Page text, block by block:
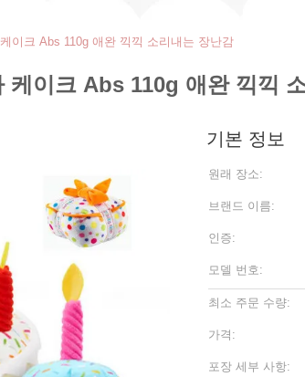
이크 Abs 110g 애완 끽끽 소리내는 장난감
이크 Abs 110g 애완 끽끽
기본 정보
원래 장소:
브랜드 이름:
인증:
모델 번호:
최소 주문 수량:
가격:
포장 세부 사항: